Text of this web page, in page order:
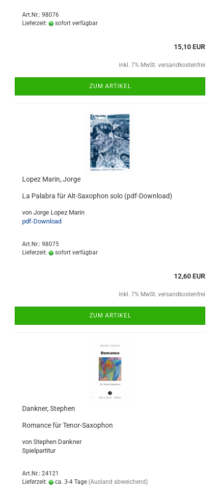
Art.Nr.: 98076
Lieferzeit:
sofort verfügbar
15,10 EUR
inkl. 7% MwSt. versandkostenfrei
ZUM ARTIKEL
Lopez Marin, Jorge
La Palabra für Alt-Saxophon solo (pdf-Download)
von Jorge Lopez Marin
pdf-Download
Art.Nr.: 98075
Lieferzeit:
sofort verfügbar
12,60 EUR
inkl. 7% MwSt. versandkostenfrei
ZUM ARTIKEL
Dankner, Stephen
Romance für Tenor-Saxophon
von Stephen Dankner
Spielpartitur
Art.Nr.: 24121
Lieferzeit:
ca. 3-4 Tage (Ausland abweichend)